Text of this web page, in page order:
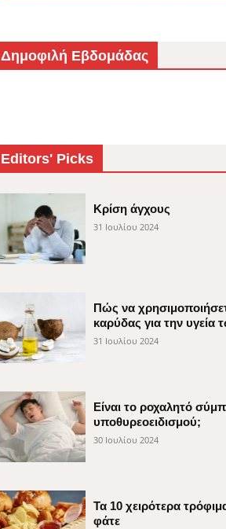
Δημοφιλή Εβδομάδας
Editors' Picks
Κρίση άγχους
31 Ιουλίου 2024
Πώς να
καρύδας για την υγεία
31 Ιουλίου 2024
Είναι το ροχαλητό
υποθυρεοειδισμού;
30 Ιουλίου 2024
Τα 10 χειρότερα
φάτε